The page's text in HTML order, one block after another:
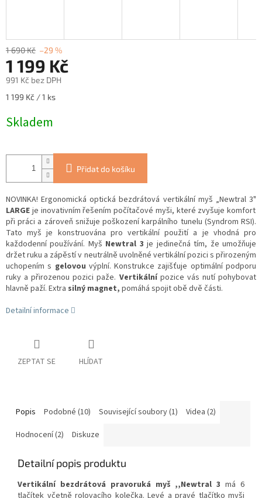
1 690 Kč –29 %
1 199 Kč
991 Kč bez DPH
Měrná
1 199 Kč / 1 ks
Skladem
Přidat do košíku
NOVINKA! Ergonomická optická bezdrátová vertikální myš „Newtral 3"
LARGE je inovativním řešením počítačové myši, které zvyšuje komfort
při práci a zároveň snižuje poškození karpálního tunelu (Syndrom RSI).
Tato myš je konstruována pro vertikální použití a je vhodná pro
každodenní používání. Myš Newtral 3 je jedinečná tím, že umožňuje
držet ruku a zápěstí v neutrálně uvolněné vertikální pozici s přirozeným
uchopením s gelovou výplní. Konstrukce zajišťuje optimální podporu
ruky a přirozenou pozici paže. Vertikálnípozice vás nutí pohybovat
hlavně paží. Extra silný magnet, pomáhá spojit obě dvě části.
Detailní informace
ZEPTAT SE HLÍDAT
Popis Podobné (10) Související soubory (1)
Videa (2)
Hodnocení (2)
Diskuze
Detailní popis produktu
Vertikální bezdrátová pravoruká myš ,,Newtral 3 má 6